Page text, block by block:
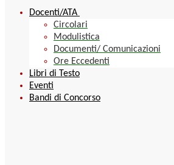
Docenti/ATA
Circolari
Modulistica
Documenti/ Comunicazioni
Ore Eccedenti
Libri di Testo
Eventi
Bandi di Concorso